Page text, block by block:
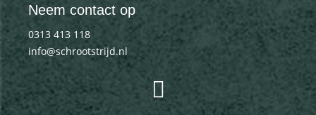
Neem contact op
0313 413 118
info@schrootstrijd.nl